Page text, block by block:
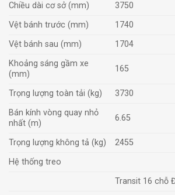
Chiều dài cơ sở (mm)
3750
Vệt bánh trước (mm)
1740
Vệt bánh sau (mm)
1704
Khoảng sáng gầm xe
(mm)
165
Trọng lượng toàn tải (kg)
3730
Bán kính vòng quay nhỏ
nhất (m)
6.65
Trọng lượng không tả (kg)
2455
Hệ thống treo
Transit 16 chỗ